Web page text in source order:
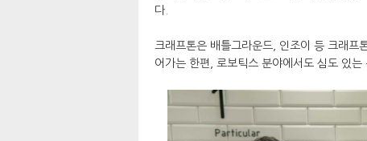
다.
크래프톤은 배틀그라운드, 인조이 등 크래프
어가는 한편, 로보틱스 분야에서도 심도 있는